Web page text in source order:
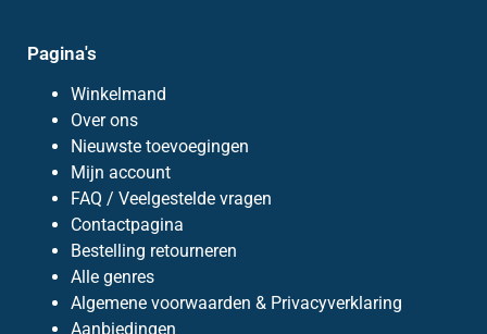
Pagina's
Winkelmand
Over ons
Nieuwste toevoegingen
Mijn account
FAQ / Veelgestelde vragen
Contactpagina
Bestelling retourneren
Alle genres
Algemene voorwaarden & Privacyverklaring
Aanbiedingen